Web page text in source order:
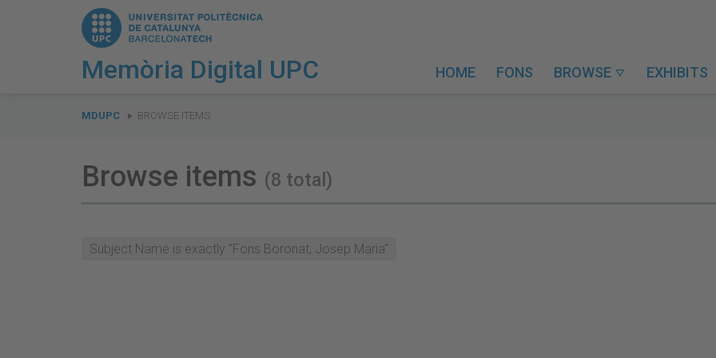
Memòria Digital UPC HOME FONS BROWSE  EXHIBITS
are
MDUPC BROWSE ITEMS
Browse items (8 total)
Subject Name is exactly "Fons Boronat, Josep Maria"